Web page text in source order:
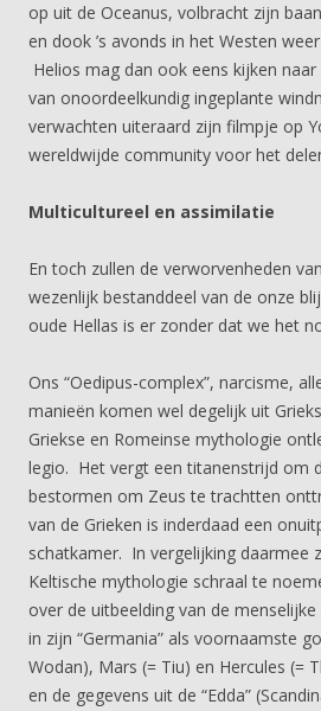
op uit de Oceanus, volbracht zijn
en dook ’s avonds in het Westen
Helios mag dan ook eens kijken
van onoordeelkundig ingeplante
verwachten uiteraard zijn filmpje op
wereldwijde community voor het
Multicultureel en assimilatie
En toch zullen de verworvenheden
wezenlijk bestanddeel van de onze
oude Hellas is er zonder dat we het
Ons “Oedipus-complex”, narcisme,
manieën komen wel degelijk uit
Griekse en Romeinse mythologie
legio. Het vergt een titanenstrijd om
bestormen om Zeus te trachtten
van de Grieken is inderdaad een
schatkamer. In vergelijking daarmee
Keltische mythologie schraal te
over de uitbeelding van de
in zijn “Germania” als voornaamste
Wodan), Mars (= Tiu) en Hercules (=
en de gegevens uit de “Edda”